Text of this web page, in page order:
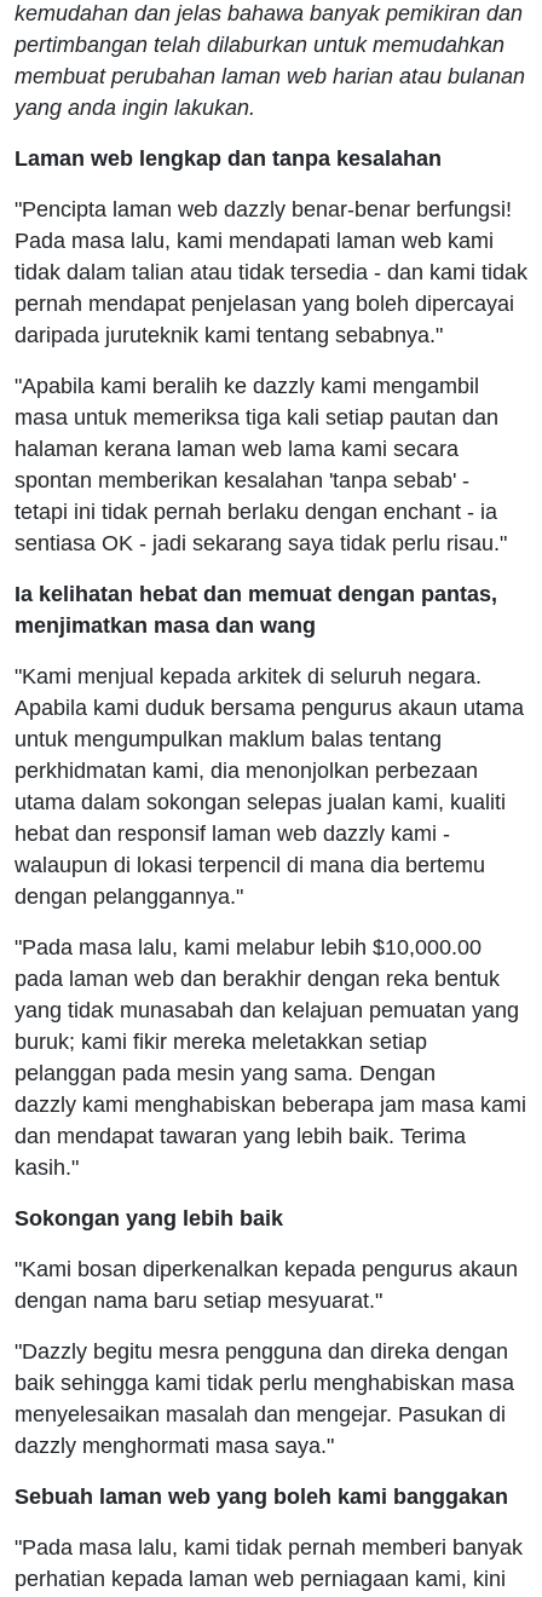
kemudahan dan jelas bahawa banyak pemikiran dan
pertimbangan telah dilaburkan untuk memudahkan
membuat perubahan laman web harian atau bulanan
yang anda ingin lakukan.
Laman web lengkap dan tanpa kesalahan
"Pencipta laman web dazzly benar-benar berfungsi!
Pada masa lalu, kami mendapati laman web kami
tidak dalam talian atau tidak tersedia - dan kami tidak
pernah mendapat penjelasan yang boleh dipercayai
daripada juruteknik kami tentang sebabnya."
"Apabila kami beralih ke dazzly kami mengambil
masa untuk memeriksa tiga kali setiap pautan dan
halaman kerana laman web lama kami secara
spontan memberikan kesalahan 'tanpa sebab' -
tetapi ini tidak pernah berlaku dengan enchant - ia
sentiasa OK - jadi sekarang saya tidak perlu risau."
Ia kelihatan hebat dan memuat dengan pantas,
menjimatkan masa dan wang
"Kami menjual kepada arkitek di seluruh negara.
Apabila kami duduk bersama pengurus akaun utama
untuk mengumpulkan maklum balas tentang
perkhidmatan kami, dia menonjolkan perbezaan
utama dalam sokongan selepas jualan kami, kualiti
hebat dan responsif laman web dazzly kami -
walaupun di lokasi terpencil di mana dia bertemu
dengan pelanggannya."
"Pada masa lalu, kami melabur lebih $10,000.00
pada laman web dan berakhir dengan reka bentuk
yang tidak munasabah dan kelajuan pemuatan yang
buruk; kami fikir mereka meletakkan setiap
pelanggan pada mesin yang sama. Dengan
dazzly kami menghabiskan beberapa jam masa kami
dan mendapat tawaran yang lebih baik. Terima
kasih."
Sokongan yang lebih baik
"Kami bosan diperkenalkan kepada pengurus akaun
dengan nama baru setiap mesyuarat."
"Dazzly begitu mesra pengguna dan direka dengan
baik sehingga kami tidak perlu menghabiskan masa
menyelesaikan masalah dan mengejar. Pasukan di
dazzly menghormati masa saya."
Sebuah laman web yang boleh kami banggakan
"Pada masa lalu, kami tidak pernah memberi banyak
perhatian kepada laman web perniagaan kami, kini